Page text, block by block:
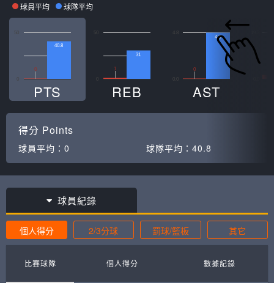
球員平均 球隊平均
50
0
40.8
PTS
50
1
31
REB
0
4.8
AST
得分 Points
球員平均： 0 球隊平均： 40.8
球員紀錄
個人得分 2/3分球 罰球/籃板 其它
比賽球隊 個人得分 數據記錄